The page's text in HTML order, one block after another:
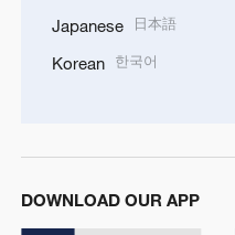
Japanese 日本語
Korean 한국어
DOWNLOAD OUR APP